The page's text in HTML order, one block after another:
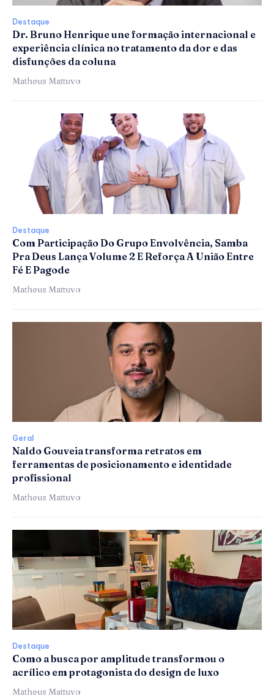
Destaque
Dr. Bruno Henrique une formação internacional e
experiência clínica no tratamento da dor e das
disfunções da coluna
Matheus Mattuvo
Destaque
Com Participação Do Grupo Envolvência, Samba
Pra Deus Lança Volume 2 E Reforça A União Entre
Fé E Pagode
Matheus Mattuvo
Geral
Naldo Gouveia transforma retratos em
ferramentas de posicionamento e identidade
profissional
Matheus Mattuvo
Destaque
Como a busca por amplitude transformou o
acrílico em protagonista do design de luxo
Matheus Mattuvo